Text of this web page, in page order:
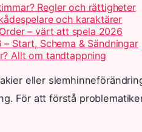
Regler och rättigheter
och karaktärer
– värt att spela 2026
Start, Schema & Sändningar
Allt om tandtappning
eller
För att förstå